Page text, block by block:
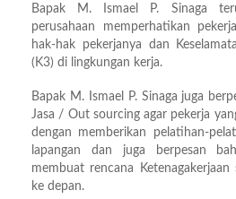
Bapak M. Ismael P. Sinaga
perusahaan memperhatikan
hak-hak pekerjanya dan
(K3) di lingkungan kerja.
Bapak M. Ismael P. Sinaga juga
Jasa / Out sourcing agar pekerja
dengan memberikan pelatihan-
lapangan dan juga berpesan
membuat rencana
ke depan.